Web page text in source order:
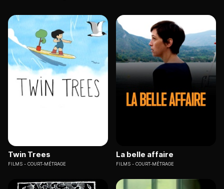
Twin Trees
FILMS COURT-MÉTRAGE
La belle affaire
FILMS COURT-MÉTRAGE